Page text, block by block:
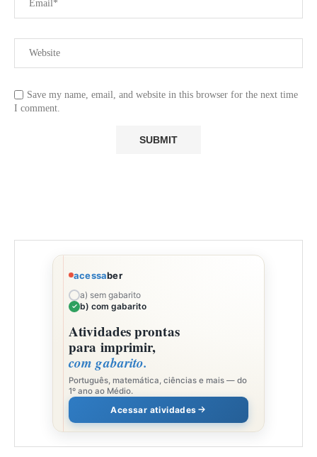
Save my name, email, and website in this browser for the next time
I comment.
acessaber
a) sem gabarito
b) com gabarito
Atividades prontas
para imprimir,
com gabarito.
Português, matemática, ciências e mais — do
1º ano ao Médio.
Acessar atividades